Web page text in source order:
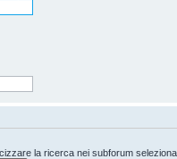
la ricerca nei subforum